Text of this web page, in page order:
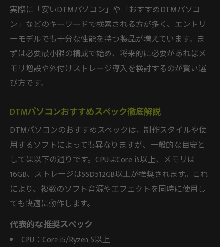
実際に「安いDTMパソコン」や「おすすめDTMパソコ
ン」などのキーワードで検索される方が多く、エントリ
ーモデルでも十分な性能を持つ製品が増えています。ま
ずは必要最小限の構成で始め、将来的に必要があればメ
モリ増設や外付けストレージ導入を検討するのが賢い選
び方です。
DTMパソコンおすすめスペック徹底解説
DTMパソコンのおすすめスペックは、制作スタイルや使
用するソフトによっても異なりますが、一般的な目安と
しては以下の通りです。CPUはCore i5以上、メモリは
16GB、ストレージはSSD512GB以上が推奨されます。これ
により、複数のソフト音源やエフェクトを同時に使用し
ても快適に動作します。
代表的な推奨スペック
CPU：Core i5/Ryzen 5以上